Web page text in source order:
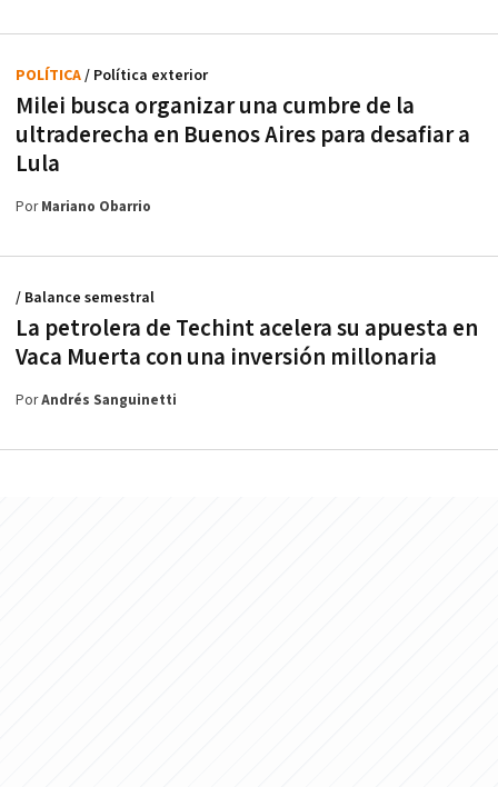
Milei busca organizar una cumbre de la
ultraderecha en Buenos Aires para desafiar a
Lula
POLÍTICA/ Política exterior
PorMariano Obarrio
La petrolera de Techint acelera su apuesta en
Vaca Muerta con una inversión millonaria
/ Balance semestral
PorAndrés Sanguinetti